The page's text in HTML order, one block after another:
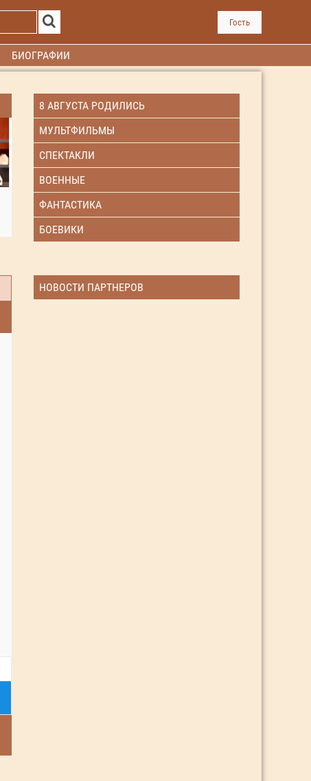
Гость
БИОГРАФИИ
8 АВГУСТА РОДИЛИСЬ
МУЛЬТФИЛЬМЫ
СПЕКТАКЛИ
ВОЕННЫЕ
ФАНТАСТИКА
БОЕВИКИ
НОВОСТИ ПАРТНЕРОВ